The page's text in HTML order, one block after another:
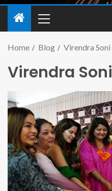
Home Blog Virendra Soni
Virendra Soni